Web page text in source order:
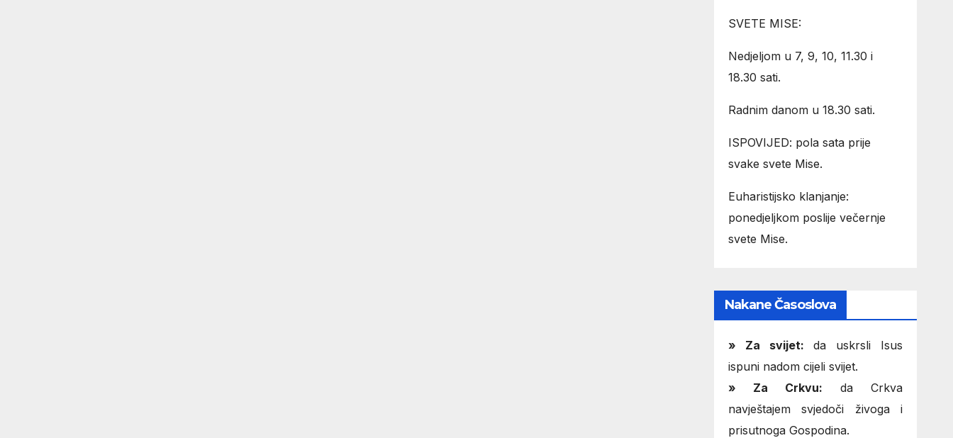
SVETE MISE:
Nedjeljom u 7, 9, 10, 11.30 i
18.30 sati.
Radnim danom u 18.30 sati.
ISPOVIJED: pola sata prije
svake svete Mise.
Euharistijsko klanjanje:
ponedjeljkom poslije večernje
svete Mise.
Nakane Časoslova
» Za svijet: da uskrsli Isus
ispuni nadom cijeli svijet.
» Za Crkvu: da Crkva
navještajem svjedoči živoga i
prisutnoga Gospodina.